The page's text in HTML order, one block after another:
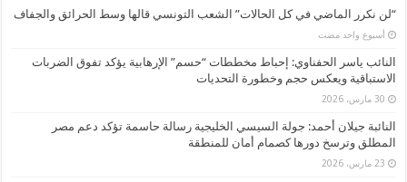
“لن نكرر الماضي في كل الحالات” الشعب التونسي قالها وسط الحرائق والجفاف
‏أسبوع واحد مضت
النائب ياسر الحفناوي: إحباط مخططات “حسم” الإرهابية يؤكد تفوق الضربات
الاستباقية ويعكس حجم وخطورة التحديات
30 مارس، 2026
النائبة جيلان أحمد: جولة السيسي الخليجية رسالة حاسمة تؤكد دعم مصر
المطلق وترسخ دورها كصمام أمان للمنطقة
23 مارس، 2026